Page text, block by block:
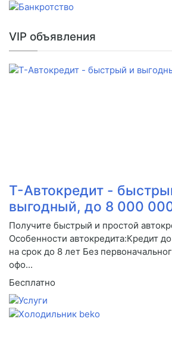
VIP объявления
Т-Автокредит -
выгодный, до 8 000
Получите быстрый и простой
Особенности автокредита:Кредит
на срок до 8 лет Без
офо...
Бесплатно